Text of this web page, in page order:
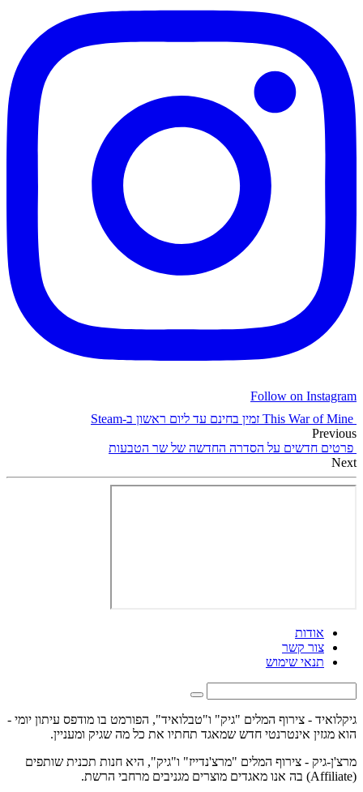
Follow on Instagram
This War of Mine זמין בחינם עד ליום ראשון ב-Steam
Previous
פרטים חדשים על הסדרה החדשה של שר הטבעות
Next
אודות
צור קשר
תנאי שימוש
גיקלואיד - צירוף המלים "גיק" ו"טבלואיד", הפורמט בו מודפס עיתון יומי -
הוא מגזין אינטרנטי חדש שמאגד תחתיו את כל מה שגיק ומעניין.
מרצ'ן-גיק - צירוף המלים "מרצ'נדייז" ו"גיק", היא חנות תכנית שותפים
(Affiliate) בה אנו מאגדים מוצרים מגניבים מרחבי הרשת.